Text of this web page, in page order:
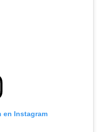
en Instagram